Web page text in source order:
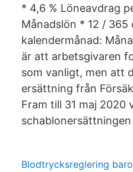
* 4,6 % Löneavdrag
Månadslön * 12 /
kalendermånad:
är att arbetsgivaren
som vanligt, men att
ersättning från
Fram till 31 maj 2020
Blodtrycksreglering